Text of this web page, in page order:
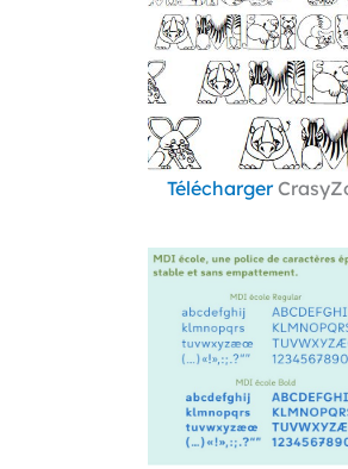
Télécharger